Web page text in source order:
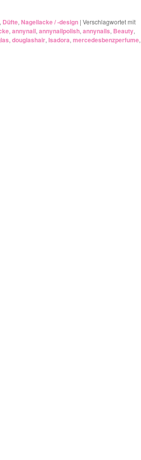
, Düfte,Nagellacke / -design | Verschlagwortet mit
,annynail,annynailpolish,annynails, Beauty,
,douglashair,Isadora,mercedesbenzperfume,